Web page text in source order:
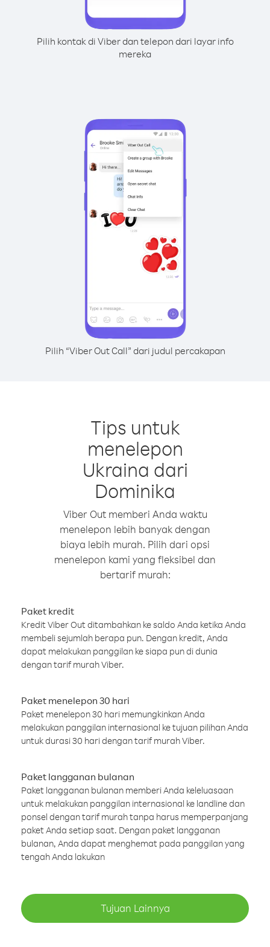
Pilih kontak di Viber dan telepon dari layar info
mereka
Pilih “Viber Out Call” dari judul percakapan
Tips untuk
menelepon
Ukraina dari
Dominika
Viber Out memberi Anda waktu
menelepon lebih banyak dengan
biaya lebih murah. Pilih dari opsi
menelepon kami yang fleksibel dan
bertarif murah:
Paket kredit
Kredit Viber Out ditambahkan ke saldo Anda ketika Anda
membeli sejumlah berapa pun. Dengan kredit, Anda
dapat melakukan panggilan ke siapa pun di dunia
dengan tarif murah Viber.
Paket menelepon 30 hari
Paket menelepon 30 hari memungkinkan Anda
melakukan panggilan internasional ke tujuan pilihan Anda
untuk durasi 30 hari dengan tarif murah Viber.
Paket langganan bulanan
Paket langganan bulanan memberi Anda keleluasaan
untuk melakukan panggilan internasional ke landline dan
ponsel dengan tarif murah tanpa harus memperpanjang
paket Anda setiap saat. Dengan paket langganan
bulanan, Anda dapat menghemat pada panggilan yang
tengah Anda lakukan
Tujuan Lainnya